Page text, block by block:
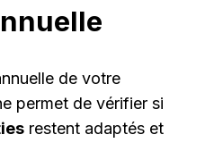
de votre
permet de vérifier si
restent adaptés et